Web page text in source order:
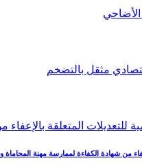
من شهادة الكفاءة لممارسة مهنة المحاماة